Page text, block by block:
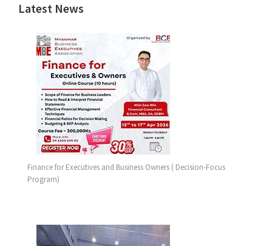
Latest News
Finance for Executives and Business Owners ( Decision-Focus
Program)